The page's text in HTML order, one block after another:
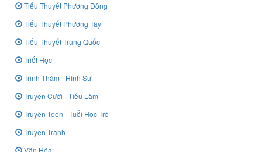
Tiểu Thuyết Phương Đông
Tiểu Thuyết Phương Tây
Tiểu Thuyết Trung Quốc
Triết Học
Trinh Thám - Hình Sự
Truyện Cười - Tiếu Lâm
Truyên Teen - Tuổi Học Trò
Truyện Tranh